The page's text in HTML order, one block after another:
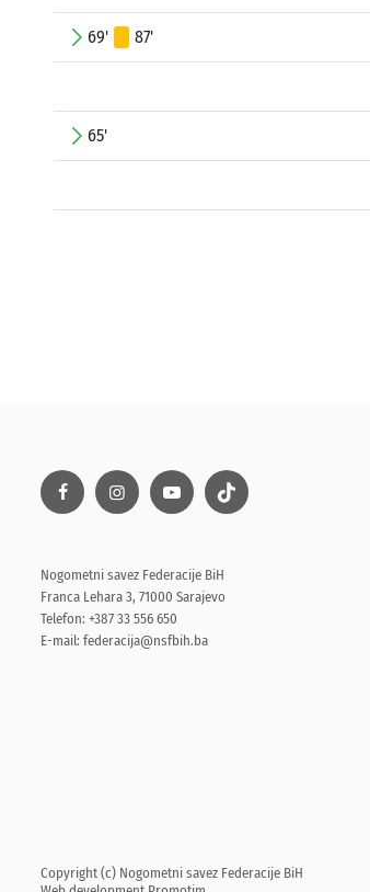
69' 87'
65'
Nogometni savez Federacije BiH
Franca Lehara 3, 71000 Sarajevo
Telefon: +387 33 556 650
E-mail: federacija@nsfbih.ba
Copyright (c) Nogometni savez Federacije BiH